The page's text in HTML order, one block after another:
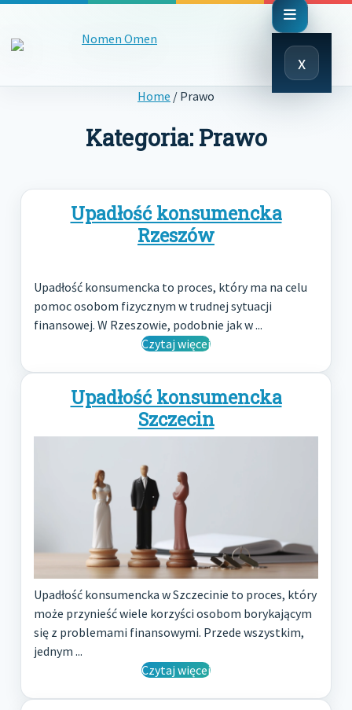
x
Close
Menu
Home / Prawo
Kategoria: Prawo
Upadłość konsumencka
Rzeszów
Upadłość konsumencka to proces, który ma na celu
pomoc osobom fizycznym w trudnej sytuacji
finansowej. W Rzeszowie, podobnie jak w ...
Czytaj więcej
Upadłość konsumencka
Szczecin
Upadłość konsumencka w Szczecinie to proces, który
może przynieść wiele korzyści osobom borykającym
się z problemami finansowymi. Przede wszystkim,
jednym ...
Czytaj więcej